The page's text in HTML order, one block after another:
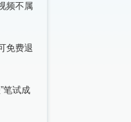
频不属
免费退
笔试成